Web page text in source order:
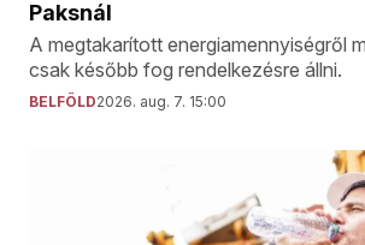
Paksnál
A megtakarított energiamennyiségről
csak később fog rendelkezésre állni.
BELFÖLD2026. aug. 7. 15:00